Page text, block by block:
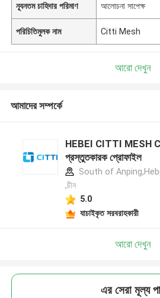
ন্যূনতম চাহিদার পরিমাণ আলোচনা সাপেক্ষ
পরিচিতিমুলক নাম Citti Mesh
আরো দেখুন
আমাদের সম্পর্কে
HEBEI CITTI MESH
প্রস্তুতকারক প্রোফাইল
South of
,চীন
5.0
যাচাইকৃত সরবরাহকারী
আরো দেখুন
এর সেরা মূল্য